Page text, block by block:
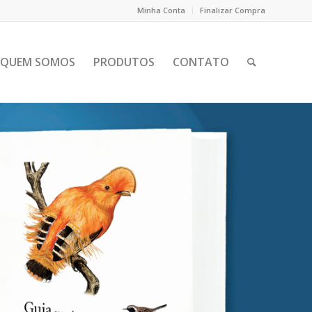
Minha Conta Finalizar Compra
QUEM SOMOS PRODUTOS CONTATO